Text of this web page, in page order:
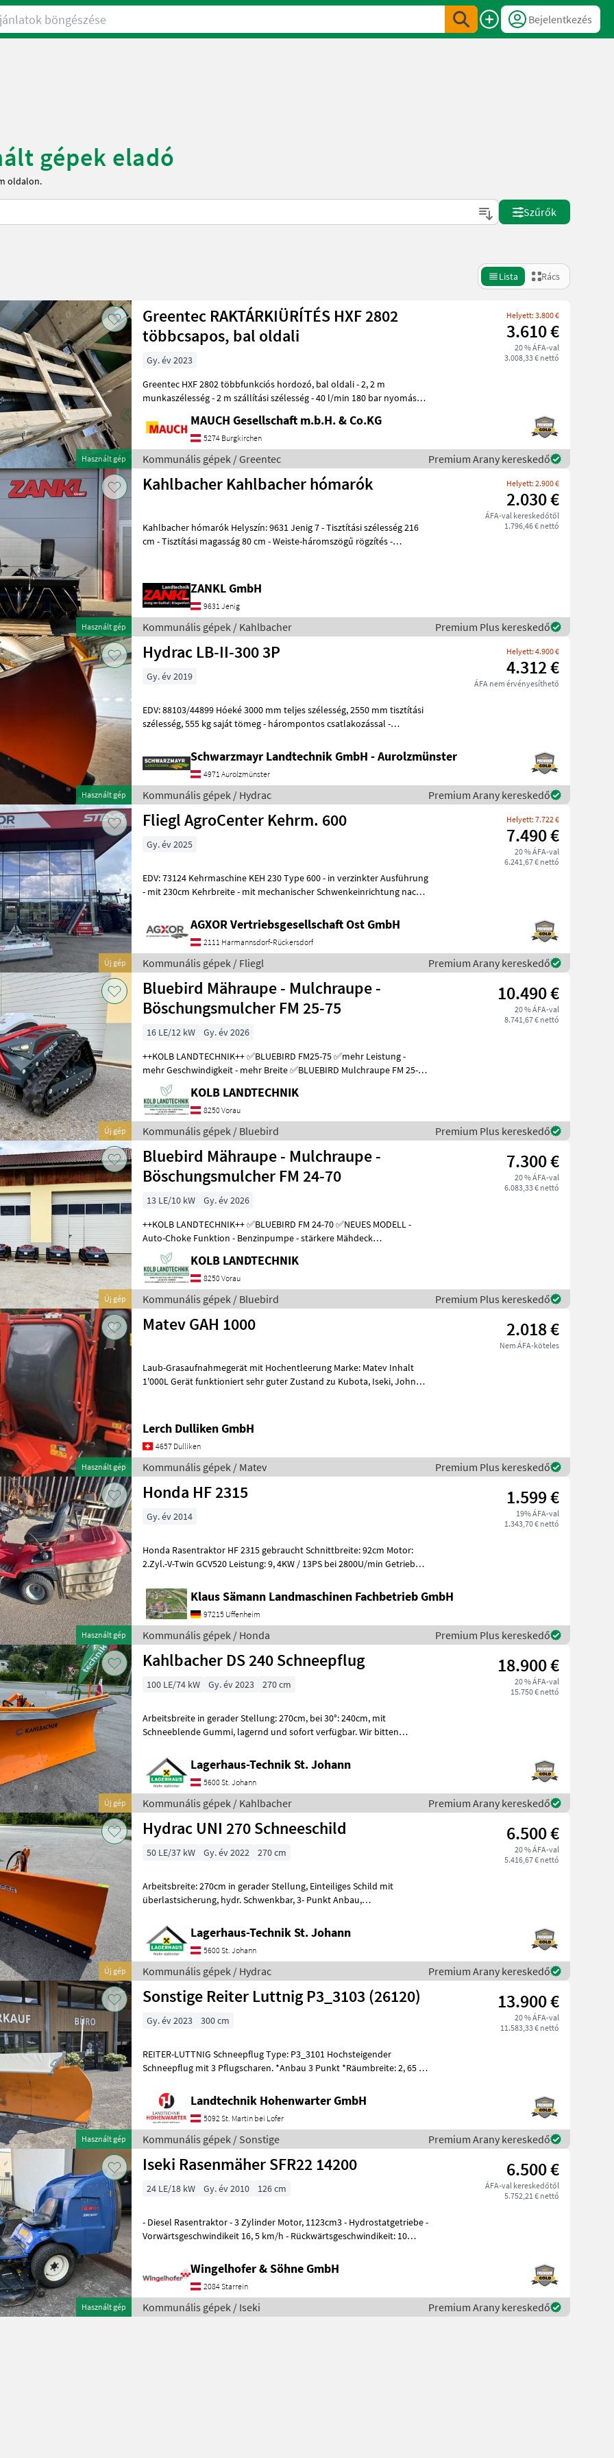
böngészése
Bejelentkezés
gépek eladó
oldalon.
Szűrők
Lista Rács
Használt gép
Greentec RAKTÁRKIÜRÍTÉS HXF 2802
többcsapos, bal oldali
Helyett: 3.800 €
3.610 €
20 % ÁFA-val
3.008,33 € nettó
Gy. év 2023
Greentec HXF 2802 többfunkciós hordozó, bal oldali - 2, 2 m
munkaszélesség - 2 m szállítási szélesség - 40 l/min 180 bar nyomáson
MAUCH Gesellschaft m.b.H. & Co.KG
5274 Burgkirchen
Kommunális gépek / Greentec Premium Arany kereskedő
Használt gép
Kahlbacher Kahlbacher hómarók Helyett: 2.900 €
2.030 €
ÁFA-val kereskedőtől
1.796,46 € nettó
Kahlbacher hómarók Helyszín: 9631 Jenig 7 - Tisztítási szélesség 216
cm - Tisztítási magasság 80 cm - Weiste-háromszögű rögzítés -
ZANKL GmbH
9631 Jenig
Kommunális gépek / Kahlbacher Premium Plus kereskedő
Használt gép
Hydrac LB-II-300 3P Helyett: 4.900 €
4.312 €
ÁFA nem érvényesíthető
Gy. év 2019
EDV: 88103/44899 Hóeké 3000 mm teljes szélesség, 2550 mm tisztítási
szélesség, 555 kg saját tömeg - hárompontos csatlakozással -
Schwarzmayr Landtechnik GmbH - Aurolzmünster
4971 Aurolzmünster
Kommunális gépek / Hydrac Premium Arany kereskedő
Új gép
Fliegl AgroCenter Kehrm. 600 Helyett: 7.722 €
7.490 €
20 % ÁFA-val
6.241,67 € nettó
Gy. év 2025
EDV: 73124 Kehrmaschine KEH 230 Type 600 - in verzinkter Ausführung
- mit 230cm Kehrbreite - mit mechanischer Schwenkeinrichtung nach
AGXOR Vertriebsgesellschaft Ost GmbH
2111 Harmannsdorf-Rückersdorf
Kommunális gépek / Fliegl Premium Arany kereskedő
Új gép
Bluebird Mähraupe - Mulchraupe -
Böschungsmulcher FM 25-75
10.490 €
20 % ÁFA-val
8.741,67 € nettó
16 LE/12 kW
Gy. év 2026
++KOLB LANDTECHNIK++ ✅BLUEBIRD FM25-75 ✅mehr Leistung -
mehr Geschwindigkeit - mehr Breite ✅BLUEBIRD Mulchraupe FM 25-75
✅Österreichweite Lieferung möglic
KOLB LANDTECHNIK
8250 Vorau
Kommunális gépek / Bluebird Premium Plus kereskedő
Új gép
Bluebird Mähraupe - Mulchraupe -
Böschungsmulcher FM 24-70
7.300 €
20 % ÁFA-val
6.083,33 € nettó
13 LE/10 kW
Gy. év 2026
++KOLB LANDTECHNIK++ ✅BLUEBIRD FM 24-70 ✅NEUES MODELL -
Auto-Choke Funktion - Benzinpumpe - stärkere Mähdeck
KOLB LANDTECHNIK
8250 Vorau
Kommunális gépek / Bluebird Premium Plus kereskedő
Használt gép
Matev GAH 1000 2.018 €
Nem ÁFA-köteles
Laub-Grasaufnahmegerät mit Hochentleerung Marke: Matev Inhalt
1'000L Gerät funktioniert sehr guter Zustand zu Kubota, Iseki, John
Lerch Dulliken GmbH
4657 Dulliken
Kommunális gépek / Matev Premium Plus kereskedő
Használt gép
Honda HF 2315 1.599 €
19% ÁFA-val
1.343,70 € nettó
Gy. év 2014
Honda Rasentraktor HF 2315 gebraucht Schnittbreite: 92cm Motor:
2.Zyl.-V-Twin GCV520 Leistung: 9, 4KW / 13PS bei 2800U/min Getriebe:
Klaus Sämann Landmaschinen Fachbetrieb GmbH
97215 Uffenheim
Kommunális gépek / Honda Premium Plus kereskedő
Új gép
Kahlbacher DS 240 Schneepflug 18.900 €
20 % ÁFA-val
15.750 € nettó
100 LE/74 kW Gy. év 2023 270 cm
Arbeitsbreite in gerader Stellung: 270cm, bei 30°: 240cm, mit
Schneeblende Gummi, lagernd und sofort verfügbar. Wir bitten
Lagerhaus-Technik St. Johann
5600 St. Johann
Kommunális gépek / Kahlbacher Premium Arany kereskedő
Új gép
Hydrac UNI 270 Schneeschild 6.500 €
20 % ÁFA-val
5.416,67 € nettó
50 LE/37 kW Gy. év 2022 270 cm
Arbeitsbreite: 270cm in gerader Stellung, Einteiliges Schild mit
überlastsicherung, hydr. Schwenkbar, 3- Punkt Anbau,
Lagerhaus-Technik St. Johann
5600 St. Johann
Kommunális gépek / Hydrac Premium Arany kereskedő
Használt gép
Sonstige Reiter Luttnig P3_3103 (26120) 13.900 €
20 % ÁFA-val
11.583,33 € nettó
Gy. év 2023 300 cm
REITER-LUTTNIG Schneepflug Type: P3_3101 Hochsteigender
Schneepflug mit 3 Pflugscharen. *Anbau 3 Punkt *Räumbreite: 2, 65 m
Landtechnik Hohenwarter GmbH
5092 St. Martin bei Lofer
Kommunális gépek / Sonstige Premium Arany kereskedő
Használt gép
Iseki Rasenmäher SFR22 14200 6.500 €
ÁFA-val kereskedőtől
5.752,21 € nettó
24 LE/18 kW Gy. év 2010 126 cm
- Diesel Rasentraktor - 3 Zylinder Motor, 1123cm3 - Hydrostatgetriebe -
Vorwärtsgeschwindikeit 16, 5 km/h - Rückwärtsgeschwindikeit: 10
Wingelhofer & Söhne GmbH
2084 Starrein
Kommunális gépek / Iseki Premium Arany kereskedő